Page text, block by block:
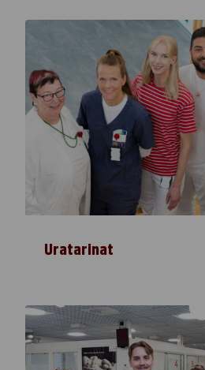
Uratarinat